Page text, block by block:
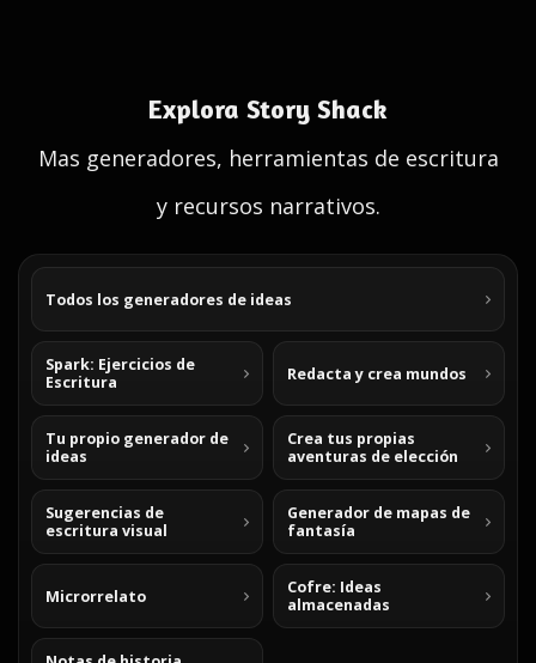
Explora Story Shack
Mas generadores, herramientas de escritura
y recursos narrativos.
Todos los generadores de ideas
Spark: Ejercicios de
Escritura
Redacta y crea mundos
Tu propio generador de
ideas
Crea tus propias
aventuras de elección
Sugerencias de
escritura visual
Generador de mapas de
fantasía
Microrrelato
Cofre: Ideas
almacenadas